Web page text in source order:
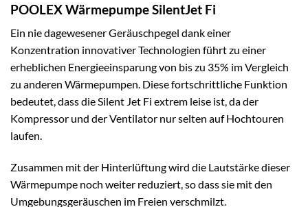
POOLEX Wärmepumpe SilentJet Fi
Ein nie dagewesener Geräuschpegel dank einer
Konzentration innovativer Technologien führt zu einer
erheblichen Energieeinsparung von bis zu 35% im Vergleich
zu anderen Wärmepumpen. Diese fortschrittliche Funktion
bedeutet, dass die Silent Jet Fi extrem leise ist, da der
Kompressor und der Ventilator nur selten auf Hochtouren
laufen.
Zusammen mit der Hinterlüftung wird die Lautstärke dieser
Wärmepumpe noch weiter reduziert, so dass sie mit den
Umgebungsgeräuschen im Freien verschmilzt.